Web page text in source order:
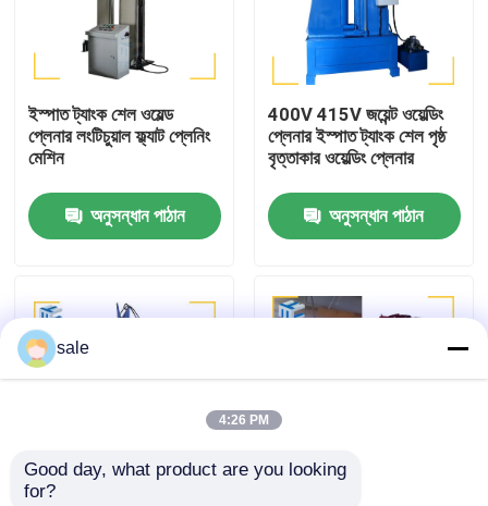
আমাদের সম্বন্ধে
কারখানা পরিদর্শন
গুণমান নিয়ন্ত্রণ
আমাদের সাথে যোগাযোগ করুন
মামলা
ট্যাংক পোলিশিং মেশিন
ইস্পাত ট্যাংক শেল ওয়েল্ড
প্লেনার লংটিচুয়াল ফ্ল্যাট প্লেনিং
মেশিন
অনুসন্ধান পাঠান
400V 415V জয়েন্ট ওয়েল্ডিং
প্লেনার ইস্পাত ট্যাংক শেল পৃষ্ঠ
বৃত্তাকার ওয়েল্ডিং প্লেনার
অনুসন্ধান পাঠান
কাস্টম ইস্পাত ট্যাংক লম্বা
sale
4:26 PM
Good day, what product are you looking
for?